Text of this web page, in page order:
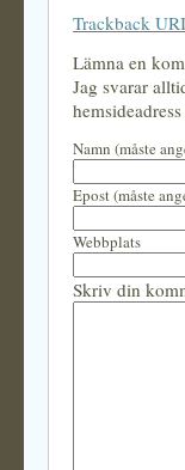
Trackback URI
Lämna en
Jag svarar
Namn (måste
Epost (måste
Webbplats
Skriv din